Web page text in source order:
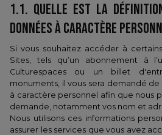
1.1.​ QUELLE EST LA
DONNÉES À CARACTÈRE
Si vous souhaitez accéder à
Sites, tels qu’un abonnement à
Culturespaces ou un billet
monuments, il vous sera demandé
à caractère personnel afin que nous
demande, notamment vos nom et
Nous utilisons ces informations
assurer les services que vous avez